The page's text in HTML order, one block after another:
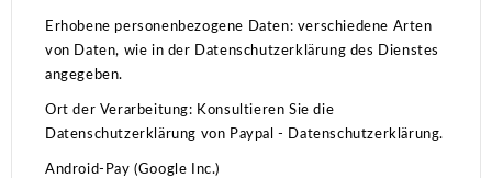
Erhobene personenbezogene Daten: verschiedene Arten
von Daten, wie in der Datenschutzerklärung des Dienstes
angegeben.
Ort der Verarbeitung: Konsultieren Sie die
Datenschutzerklärung von Paypal - Datenschutzerklärung.
Android-Pay (Google Inc.)